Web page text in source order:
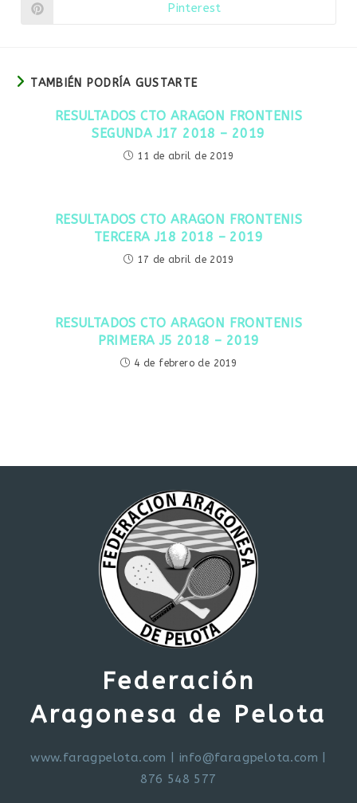
Se
Pinterest
TAMBIÉN PODRÍA GUSTARTE
RESULTADOS CTO ARAGON FRONTENIS
SEGUNDA J17 2018 – 2019
11 de abril de 2019
RESULTADOS CTO ARAGON FRONTENIS
TERCERA J18 2018 – 2019
17 de abril de 2019
RESULTADOS CTO ARAGON FRONTENIS
PRIMERA J5 2018 – 2019
4 de febrero de 2019
Federación
Aragonesa de Pelota
www.faragpelota.com info@faragpelota.com
876 548 577